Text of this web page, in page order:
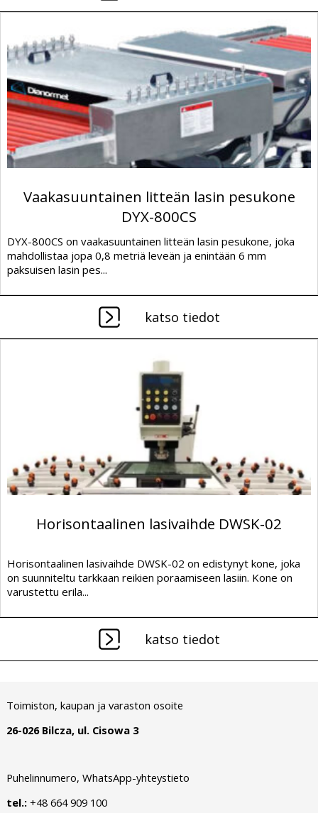
Vaakasuuntainen litteän lasin pesukone
DYX-800CS
DYX-800CS on vaakasuuntainen litteän lasin pesukone, joka
mahdollistaa jopa 0,8 metriä leveän ja enintään 6 mm
paksuisen lasin pes...
katso tiedot
Horisontaalinen lasivaihde DWSK-02
Horisontaalinen lasivaihde DWSK-02 on edistynyt kone, joka
on suunniteltu tarkkaan reikien poraamiseen lasiin. Kone on
varustettu erila...
katso tiedot
Toimiston, kaupan ja varaston osoite
26-026 Bilcza, ul. Cisowa 3
Puhelinnumero, WhatsApp-yhteystieto
tel.:+48 664 909 100